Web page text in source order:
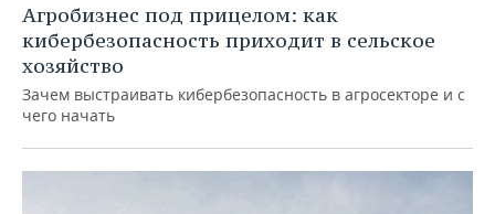
Агробизнес под прицелом: как
кибербезопасность приходит в сельское
хозяйство
Зачем выстраивать кибербезопасность в агросекторе и с
чего начать